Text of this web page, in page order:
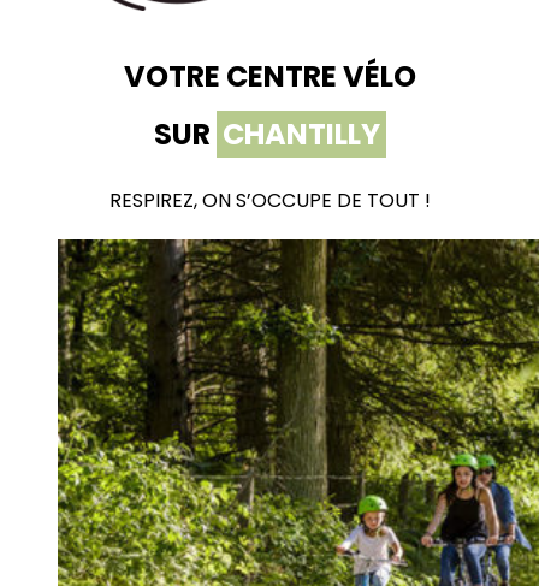
VOTRE CENTRE VÉLO
SUR CHANTILLY
RESPIREZ, ON S’OCCUPE DE TOUT !